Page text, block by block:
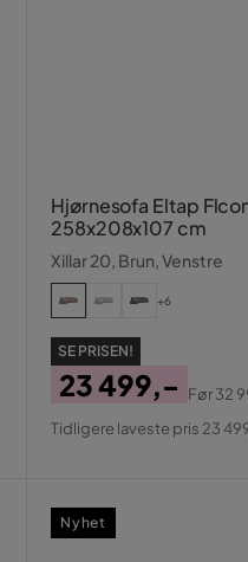
Hjørnesofa Eltap
258x208x107 cm
Xillar 20, Brun, Venstre
+6
SE PRISEN!
Pris
23 499,-
Original
Før32
Tidligere laveste pris 23
Nyhet